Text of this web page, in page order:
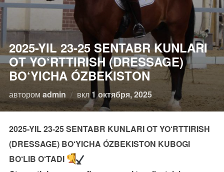
2025-YIL 23-25 SENTABR KUNLARI
OT YO‘RTTIRISH (DRESSAGE)
BO‘YICHA ÓZBEKISTON
автором admin вклОпубликовано
1 октября, 2025
2025-YIL 23-25 SENTABR KUNLARI OT YO‘RTTIRISH
(DRESSAGE) BO‘YICHA ÓZBEKISTON KUBOGI
BO‘LIB O‘TADI